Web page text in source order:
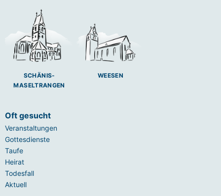
SCHÄNIS-
MASELTRANGEN
WEESEN
Oft gesucht
Veranstaltungen
Gottesdienste
Taufe
Heirat
Todesfall
Aktuell